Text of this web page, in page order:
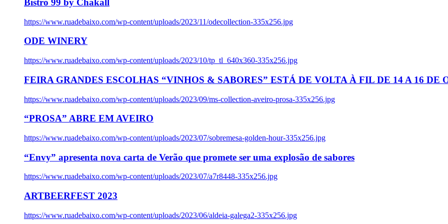
Bistro 99 by Chakall
https://www.ruadebaixo.com/wp-content/uploads/2023/11/odecollection-335x256.jpg
ODE WINERY
https://www.ruadebaixo.com/wp-content/uploads/2023/10/tp_tl_640x360-335x256.jpg
FEIRA GRANDES ESCOLHAS “VINHOS & SABORES” ESTÁ DE VOLTA À FIL DE 14 A 16 DE
https://www.ruadebaixo.com/wp-content/uploads/2023/09/ms-collection-aveiro-prosa-335x256.jpg
“PROSA” ABRE EM AVEIRO
https://www.ruadebaixo.com/wp-content/uploads/2023/07/sobremesa-golden-hour-335x256.jpg
“Envy” apresenta nova carta de Verão que promete ser uma explosão de sabores
https://www.ruadebaixo.com/wp-content/uploads/2023/07/a7r8448-335x256.jpg
ARTBEERFEST 2023
https://www.ruadebaixo.com/wp-content/uploads/2023/06/aldeia-galega2-335x256.jpg